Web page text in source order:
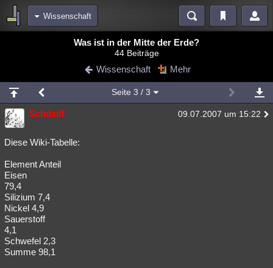
Wissenschaft
Blogs
Chat Wiki Neuigkeiten
meine Rubriken
Menschen Mystery Kriminalfälle
Spiritualität Verschwörungen
Natur Umfragen
weitere Rubriken
Philosophie
Astronomie
Musik Clash
Was ist in der Mitte der Erde?
44 Beiträge
Wissenschaft Mehr
Seite 3 / 3
Schdaiff 09.07.2007 um 15:22
Diese Wiki-Tabelle:
Element Anteil
Eisen
79,4
Silizium 7,4
Nickel 4,9
Sauerstoff
4,1
Schwefel 2,3
Summe 98,1